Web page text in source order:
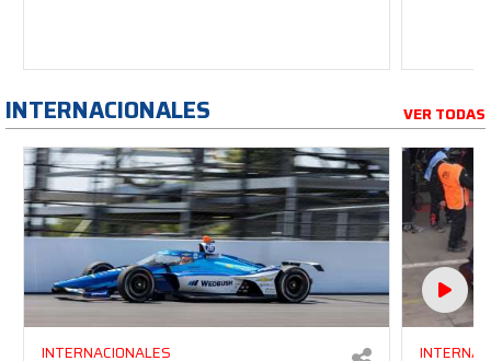
INTERNACIONALES VER TODAS
INTERNACIONALES